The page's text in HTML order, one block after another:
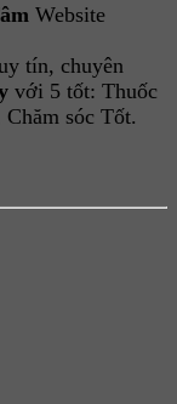
Website
tín, chuyên
với 5 tốt: Thuốc
sóc Tốt.